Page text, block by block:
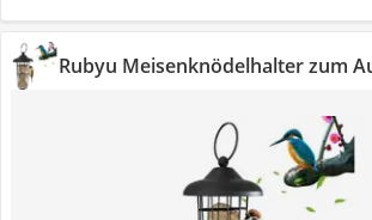
Rubyu Meisenknödelhalter zum